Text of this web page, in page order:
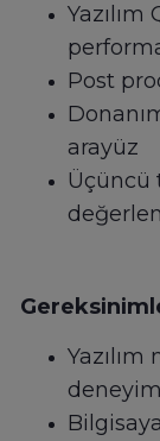
Yazılım
Post
arayüz
Üçüncü